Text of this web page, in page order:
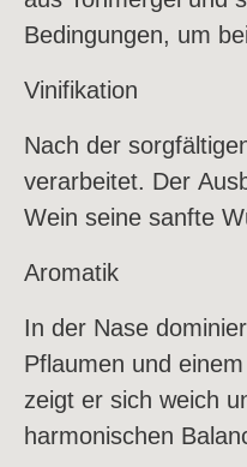
Portwein
Argentinien
Saisonales
Spargelweine
Sommerweine
Festtagsweine
Bedingungen, um
Vinifikation
Nach der
verarbeitet. Der
Wein seine sanfte
Aromatik
In der Nase
Pflaumen und
zeigt er sich weich
harmonischen